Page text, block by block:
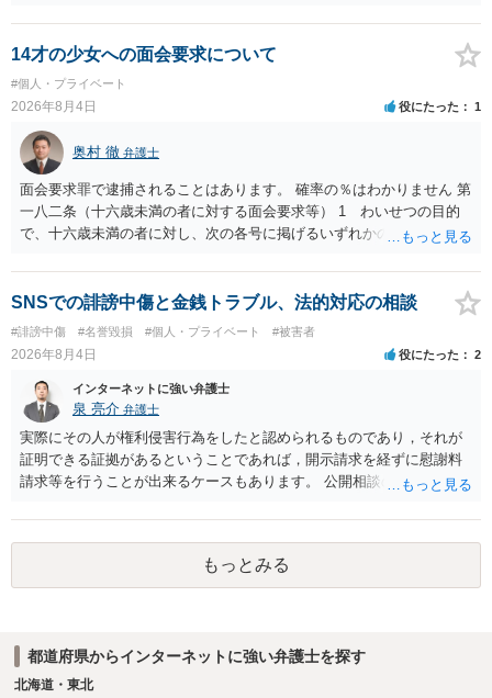
する可能性がありますが、個人名や会社名を特定していない限り、一
般論として抽象化されて回答に織り込まれる可能性が生じるにすぎま
せんので、その情報自体が、秘密情報に当たるとは思えませんし、名
誉棄損として、個人や会社に対する誹謗中傷の不特定多数への公開に
当たるとも思われません。 もちろん、誰がその内容をｃｈａｔｇｐｔ
に入力したかも第三者にしられることはないので、個人や会社の特定
をせずに書き込んだことで（おそらく特定して書き込んだとして
も）、相談者さんが刑事民事の責任に問われることはないでしょう。
私見ながらご参考まで。
14才の少女への面会要求について
#個人・プライベート
2026年8月4日 役にたった 1
奥村 徹 弁護士
面会要求罪で逮捕されることはあります。 確率の％はわかりません 第
一八二条（十六歳未満の者に対する面会要求等） 1 わいせつの目的
で、十六歳未満の者に対し、次の各号に掲げるいずれかの行為をした
が生まれた日より五年以上前の日に生まれた者に限る。）は、一年以
下の拘禁刑又は五十万円以下の罰金に処する。 一 威迫し、偽計を用
い又は誘惑して面会を要求すること。 二 拒まれたにもかかわらず、
反復して面会を要求すること。 三 金銭その他の利益を供与し、又は
その申込み若しくは約束をして面会を要求すること。 2前項の罪を犯
し、よってわいせつの目的で当該十六歳未満の者と面会をした者は、
二年以下の拘禁刑又は百万円以下の罰金に処する。
SNSでの誹謗中傷と金銭トラブル、法的対応の相談
#誹謗中傷 #名誉毀損 #個人・プライベート #被害者
2026年8月4日 役にたった 2
インターネットに強い弁護士
泉 亮介 弁護士
実際にその人が権利侵害行為をしたと認められるものであり，それが
証明できる証拠があるということであれば，開示請求を経ずに慰謝料
請求等を行うことが出来るケースもあります。 公開相談の場では回答
に個別に相談されると良いでしょう。
もっとみる
都道府県からインターネットに強い弁護士を探す
北海道・東北